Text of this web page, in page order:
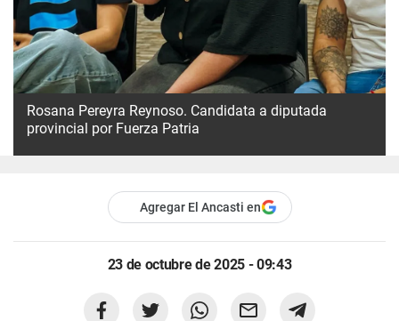
Rosana Pereyra Reynoso. Candidata a diputada
provincial por Fuerza Patria
Agregar El Ancasti en
23 de octubre de 2025 - 09:43